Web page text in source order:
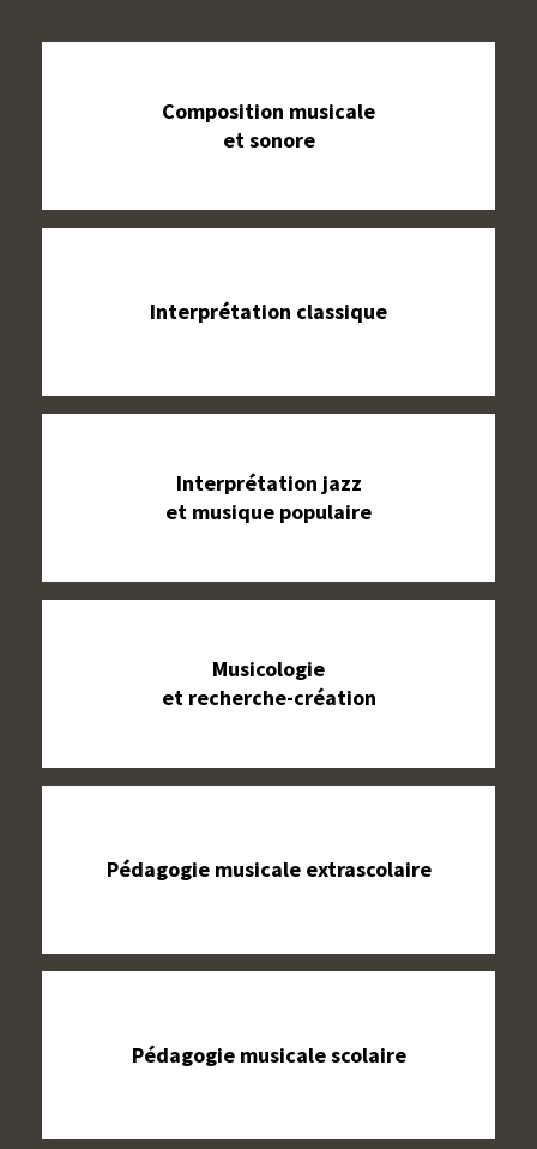
Composition musicale
et sonore
Interprétation classique
Interprétation jazz
et musique populaire
Musicologie
et recherche-création
Pédagogie musicale extrascolaire
Pédagogie musicale scolaire